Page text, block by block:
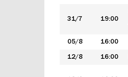
31/7 19:00
05/8 16:00
12/8 16:00